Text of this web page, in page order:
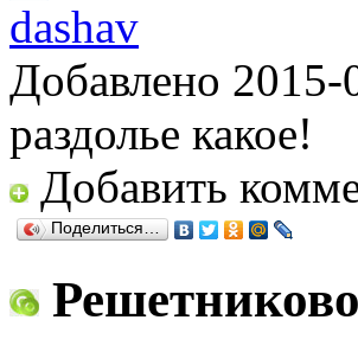
dashav
Добавлено
раздолье какое!
Добавить
Поделиться…
Решетниково